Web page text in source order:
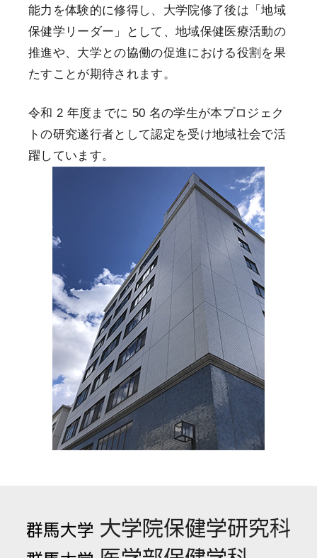
能力を体験的に修得し、大学院修了後は「地域
保健学リーダー」として、地域保健医療活動の
推進や、大学との協働の促進における役割を果
たすことが期待されます。
令和 2 年度までに 50 名の学生が本プロジェク
トの研究遂行者として認定を受け地域社会で活
躍しています。